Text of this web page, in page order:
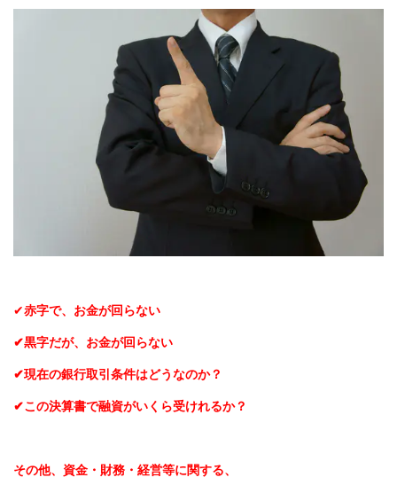
✔赤字で、お金が回らない
✔黒字だが、お金が回らない
✔現在の銀行取引条件はどうなのか？
✔この決算書で融資がいくら受けれるか？
その他、資金・財務・経営等に関する、